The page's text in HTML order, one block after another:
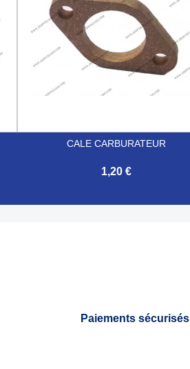
CALE CARBURATEUR
1,20 €
Paiements sécurisés